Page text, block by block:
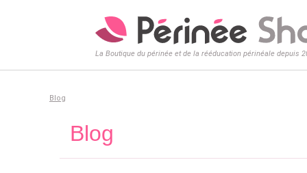
La Boutique du périnée et de la rééducation périnéale depuis
Blog
Blog